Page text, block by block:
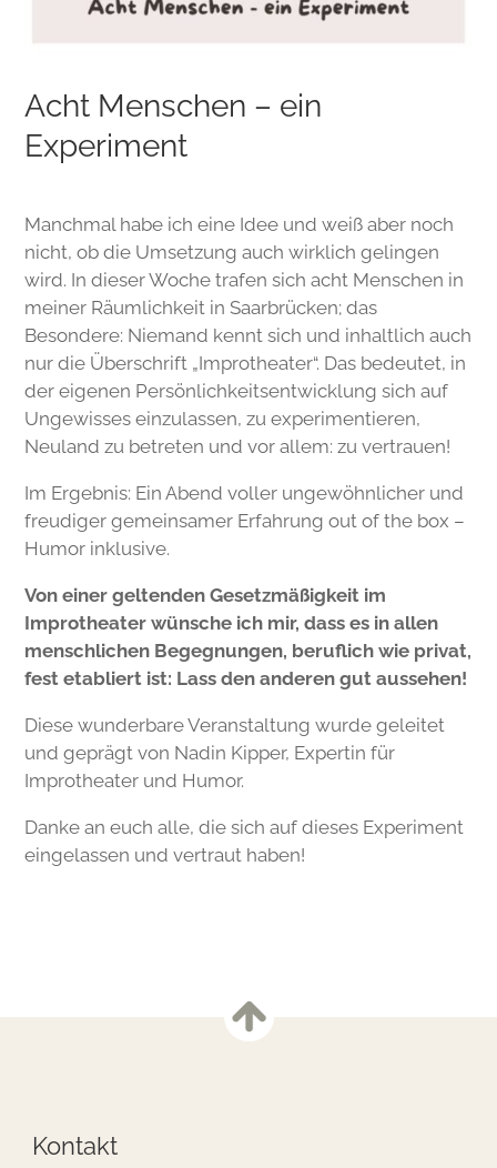
Acht Menschen – ein
Experiment
Manchmal habe ich eine Idee und weiß aber noch
nicht, ob die Umsetzung auch wirklich gelingen
wird. In dieser Woche trafen sich acht Menschen in
meiner Räumlichkeit in Saarbrücken; das
Besondere: Niemand kennt sich und inhaltlich auch
nur die Überschrift „Improtheater“. Das bedeutet, in
der eigenen Persönlichkeitsentwicklung sich auf
Ungewisses einzulassen, zu experimentieren,
Neuland zu betreten und vor allem: zu vertrauen!
Im Ergebnis: Ein Abend voller ungewöhnlicher und
freudiger gemeinsamer Erfahrung out of the box –
Humor inklusive.
Von einer geltenden Gesetzmäßigkeit im
Improtheater wünsche ich mir, dass es in allen
menschlichen Begegnungen, beruflich wie privat,
fest etabliert ist: Lass den anderen gut aussehen!
Diese wunderbare Veranstaltung wurde geleitet
und geprägt von Nadin Kipper, Expertin für
Improtheater und Humor.
Danke an euch alle, die sich auf dieses Experiment
eingelassen und vertraut haben!
Kontakt